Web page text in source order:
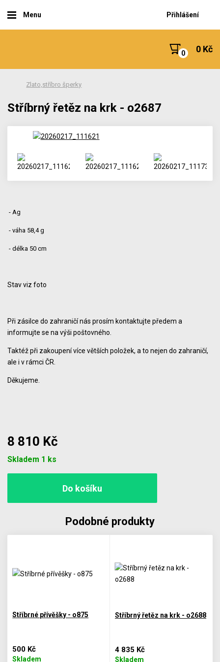
Menu Přihlášení
0 Kč
Zlato,stříbro šperky
Stříbrný řetěz na krk - o2687
- Ag
- váha 58,4 g
- délka 50 cm
Stav viz foto
Při zásilce do zahraničí nás prosím kontaktujte předem a
informujte se na výši poštovného.
Taktéž při zakoupení více větších položek, a to nejen do zahraničí,
ale i v rámci ČR.
Děkujeme.
8 810 Kč
Skladem 1 ks
Podobné produkty
Stříbrné přívěšky - o875
500 Kč
Skladem
Stříbrný řetěz na krk - o2688
4 835 Kč
Skladem